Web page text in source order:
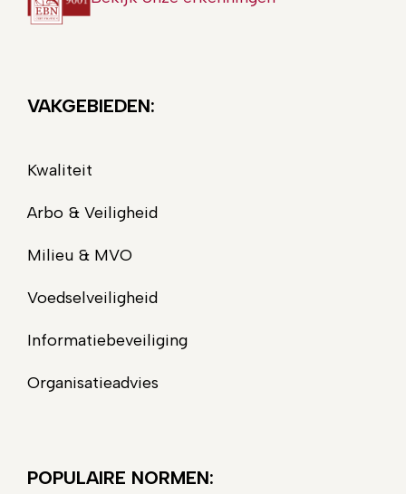
VAKGEBIEDEN:
Kwaliteit
Arbo & Veiligheid
Milieu & MVO
Voedselveiligheid
Informatiebeveiliging
Organisatieadvies
POPULAIRE NORMEN: